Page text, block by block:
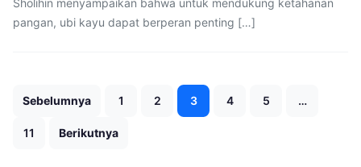
Sholihin menyampaikan bahwa untuk mendukung ketahanan
pangan, ubi kayu dapat berperan penting […]
Paginasi
pos
Sebelumnya 1 2 3 4 5 …
11 Berikutnya